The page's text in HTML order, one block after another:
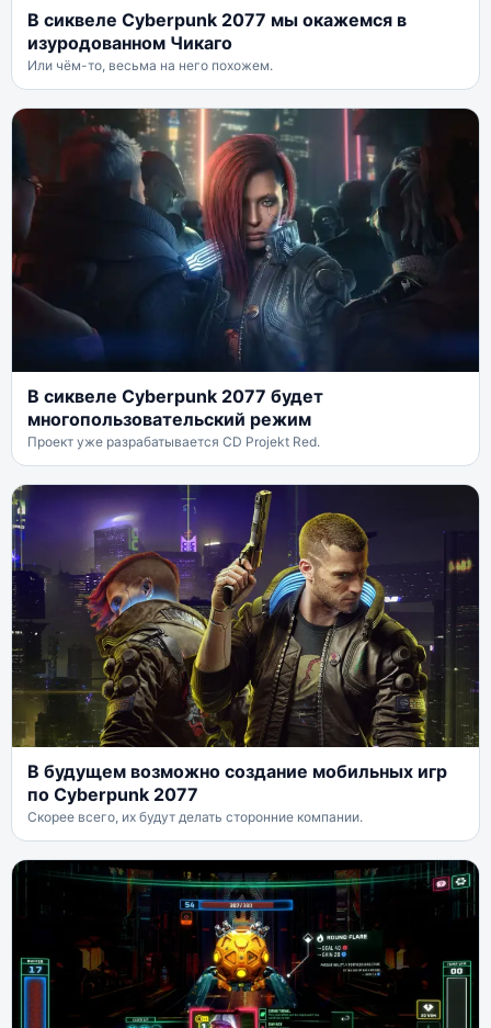
В сиквеле Cyberpunk 2077 мы окажемся в
изуродованном Чикаго
Или чём-то, весьма на него похожем.
В сиквеле Cyberpunk 2077 будет
многопользовательский режим
Проект уже разрабатывается CD Projekt Red.
В будущем возможно создание мобильных игр
по Cyberpunk 2077
Скорее всего, их будут делать сторонние компании.